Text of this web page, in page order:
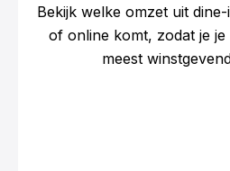
Bekijk welke omzet uit
of online komt, zodat je
meest